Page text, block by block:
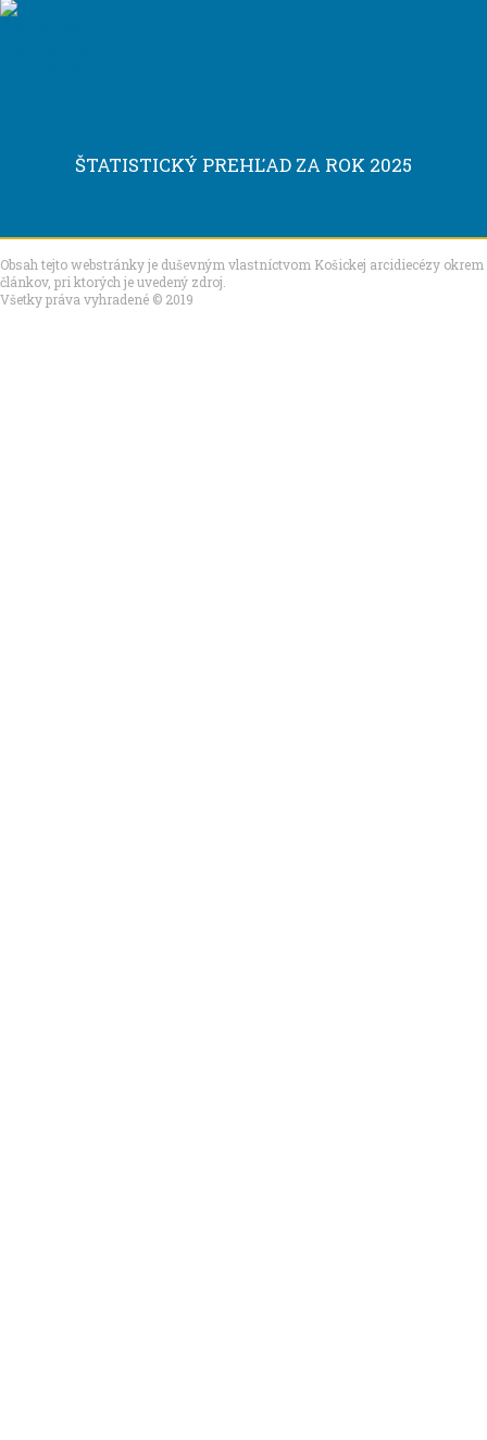
ŠTATISTICKÝ PREHĽAD ZA ROK 2025
Obsah tejto webstránky je duševným vlastníctvom Košickej arcidiecézy okrem
článkov, pri ktorých je uvedený zdroj.
Všetky práva vyhradené © 2019